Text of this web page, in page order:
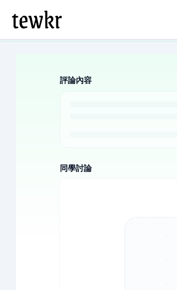
評論內容
同學討論